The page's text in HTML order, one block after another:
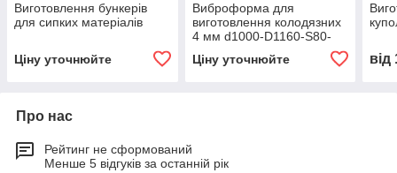
Виготовлення бункерів
для сипких матеріалів
Ціну уточнюйте
Виброформа для
виготовлення колодязних
4 мм d1000-D1160-S80-
Ціну уточнюйте від
Про нас
Рейтинг не сформований
Менше 5 відгуків за останній рік